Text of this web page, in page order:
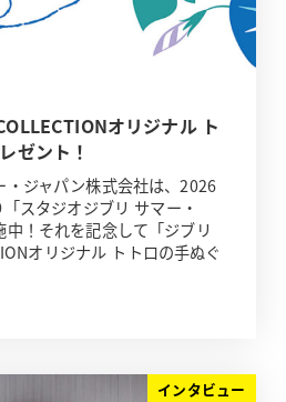
オリジナル ト
ゼント！
・ジャパン株式会社は、2026
スタジオジブリ サマー・
中！それを記念して「ジブリ
オリジナル トトロの手ぬぐ
インタビュー